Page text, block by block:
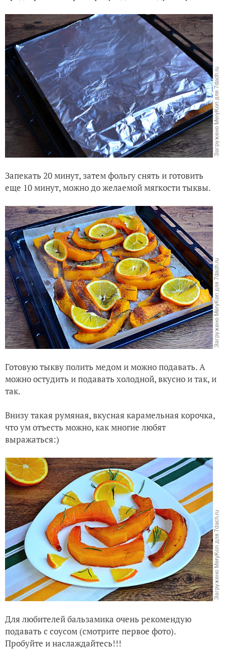
Запекать 20 минут, затем фольгу снять и готовить
еще 10 минут, можно до желаемой мягкости тыквы.
Готовую тыкву полить медом и можно подавать. А
можно остудить и подавать холодной, вкусно и так, и
так.
Внизу такая румяная, вкусная карамельная корочка,
что ум отъесть можно, как многие любят
выражаться:)
Для любителей бальзамика очень рекомендую
подавать с соусом (смотрите первое фото).
Пробуйте и наслаждайтесь!!!